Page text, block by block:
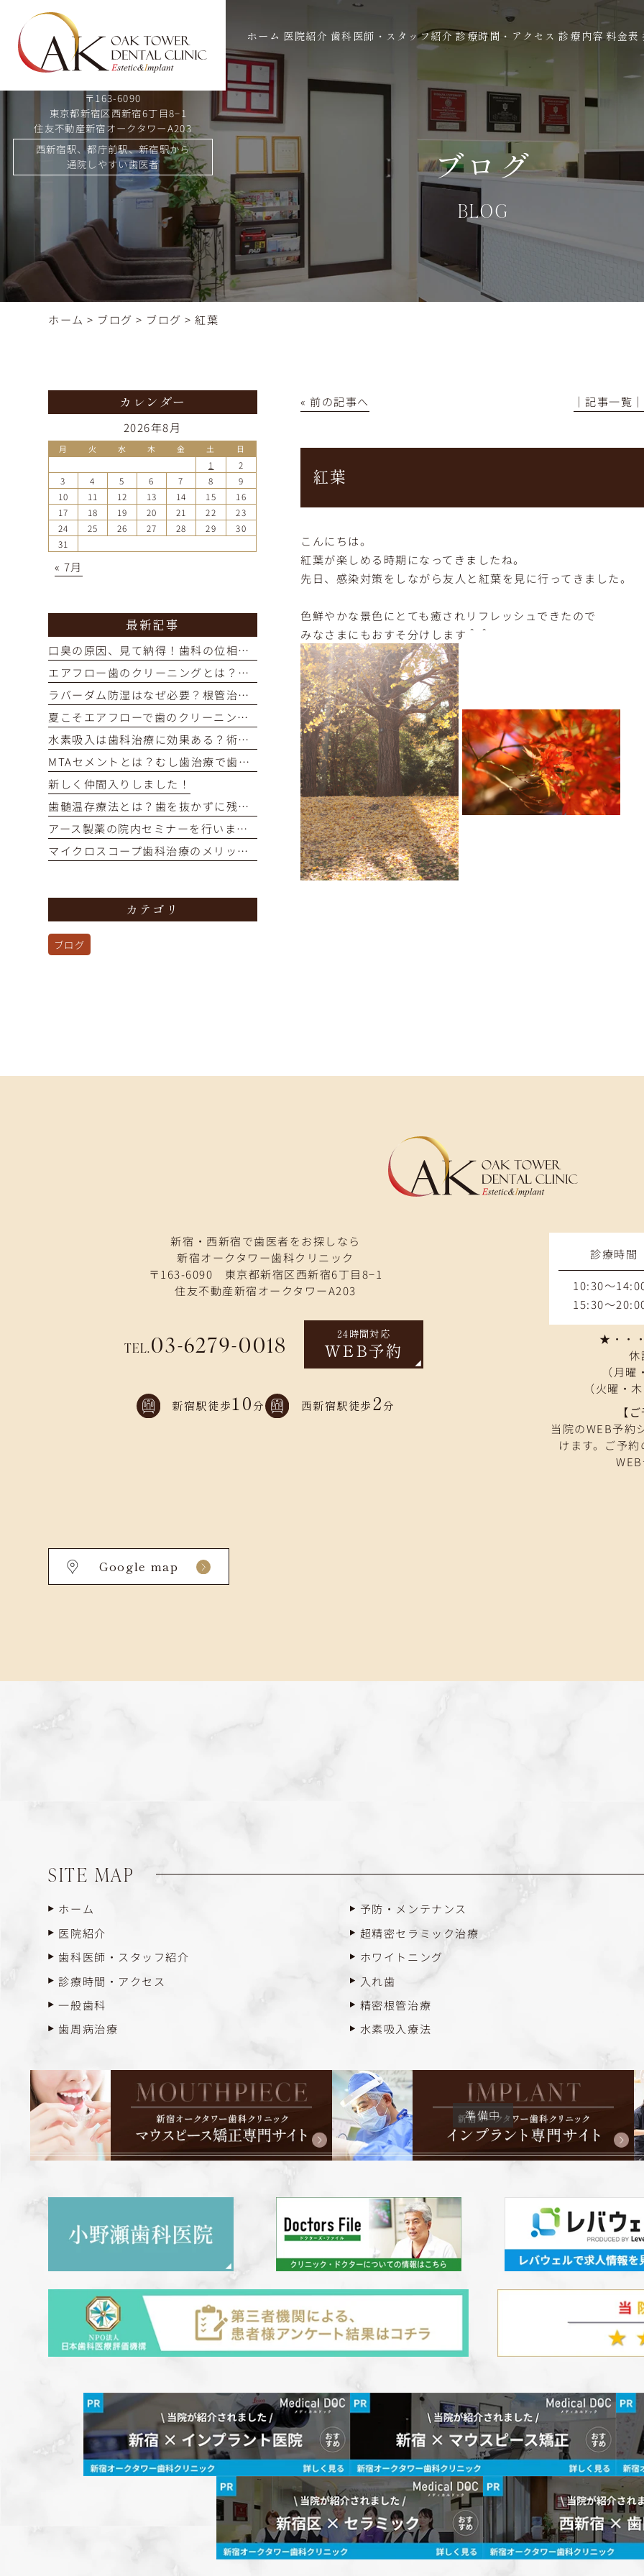
〒163-6090
東京都新宿区西新宿6丁目8−1
住友不動産新宿オークタワーA203
西新宿駅、都庁前駅、新宿駅から
通院しやすい歯医者
ホーム 医院紹介 歯科医師・スタッフ紹介 診療時間・アクセス 診療内容 料金表
ブログ
BLOG
ホーム > ブログ > ブログ >紅葉
« 前の記事へ │記事一覧│
紅葉
こんにちは。
紅葉が楽しめる時期になってきましたね。
先日、感染対策をしながら友人と紅葉を見に行ってきました。
色鮮やかな景色にとても癒されリフレッシュできたので
みなさまにもおすそ分けします＾＾
カレンダー
2026年8月
月 火 水 木 金 土 日
1
2
3
4 5 6 7 8
9
10
11 12 13 14 15
16
17
18 19 20 21 22
23
24
25 26 27 28 29
30
31
« 7月
最新記事
口臭の原因、見て納得！歯科の位相差顕微鏡で口内細菌をチェック
エアフロー歯のクリーニングとは？痛くない・短時間で着色汚れをオフ
ラバーダム防湿はなぜ必要？根管治療の成功率を高める重要な役割
夏こそエアフローで歯のクリーニングを！
水素吸入は歯科治療に効果ある？術後の回復を早めるメカニズム解説
MTAセメントとは？むし歯治療で歯の神経を残す選択肢を解説
新しく仲間入りしました！
歯髄温存療法とは？歯を抜かずに残すための選択肢を解説
アース製薬の院内セミナーを行いました！
マイクロスコープ歯科治療のメリットとは？再治療を防ぎ歯を残す精密治療
カテゴリ
ブログ
新宿・西新宿で歯医者をお探しなら
新宿オークタワー歯科クリニック
〒163-6090 東京都新宿区西新宿6丁目8−1
住友不動産新宿オークタワーA203
TEL.03-6279-0018 24時間対応
WEB予約
新宿駅徒歩 10分 西新宿駅徒歩 2分
診療時間
10:30～
15:30～
★・・
休
（月
（火曜・
【
当院のWEB予約
けます。ご予
Google map
SITE MAP
ホーム
医院紹介
歯科医師・スタッフ紹介
診療時間・アクセス
一般歯科
歯周病治療
予防・メンテナンス
超精密セラミック治療
ホワイトニング
入れ歯
精密根管治療
水素吸入療法